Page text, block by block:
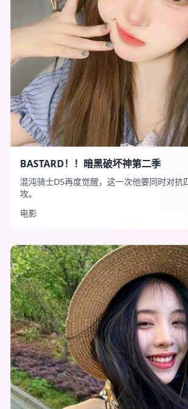
BASTARD！！暗黑破坏神第二季
混沌骑士DS再度觉醒，这一次他要同时对抗
攻。
电影